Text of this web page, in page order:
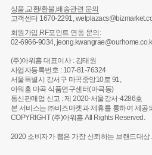
상품,교환/환불,배송관련 문의
고객센터 1670-2291,
회원가입,RF포인트 연동 문의:
02-6966-9034,
(주)아워홈 대표이사 : 김태원
사업자등록번호 : 107-81-76324
서울특별시 강서구 마곡중앙10로 91,
아워홈 마곡 식품연구센터(마곡동)
통신판매업 신고 : 제 2020-서울강서-4286호
본 서비스는 ㈜비즈마켓과 제휴를 통하여 제공
COPYRIGHT (주)아워홈 All Rights Reserved.
2020 소비자가 뽑은 가장 신뢰하는 브랜드대상.